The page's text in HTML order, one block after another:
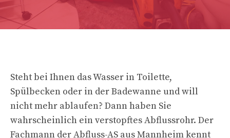
Steht bei Ihnen das Wasser in Toilette,
Spülbecken oder in der Badewanne und will
nicht mehr ablaufen? Dann haben Sie
wahrscheinlich ein verstopftes Abflussrohr. Der
Fachmann der Abfluss-AS aus Mannheim kennt